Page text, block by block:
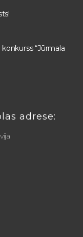
“Jūrmala
adrese: